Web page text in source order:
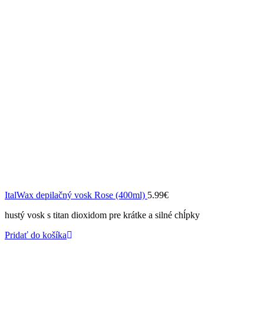
ItalWax depilačný vosk Rose (400ml) 5.99€
hustý vosk s titan dioxidom pre krátke a silné chĺpky
Pridať do košíka